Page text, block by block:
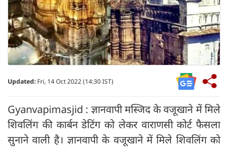
Updated: Fri, 14 Oct 2022 (14:30 IST)
Gyanvapimasjid : ज्ञानवापी मस्जिद के वजूखाने में मिले
शिवलिंग की कार्बन डेटिंग को लेकर वाराणसी कोर्ट फैसला
सुनाने वाली है। ज्ञानवापी के वजूखाने में मिले शिवलिंग को